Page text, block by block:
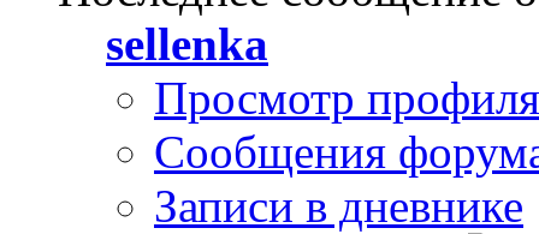
sellenka
Просмотр профиля
Сообщения
Записи в дневнике